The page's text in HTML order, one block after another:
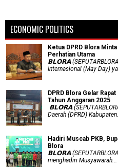
ECONOMIC POLITICS
Ketua DPRD Blora
Perhatian Utama
​𝗕𝗟𝗢𝗥𝗔
Internasional (May Day)
DPRD Blora Gelar
Tahun Anggaran 2025
𝗕𝗟𝗢𝗥𝗔
Daerah (DPRD)
Hadiri Muscab PKB,
Blora
𝗕𝗟𝗢𝗥𝗔
menghadiri Musyawarah...